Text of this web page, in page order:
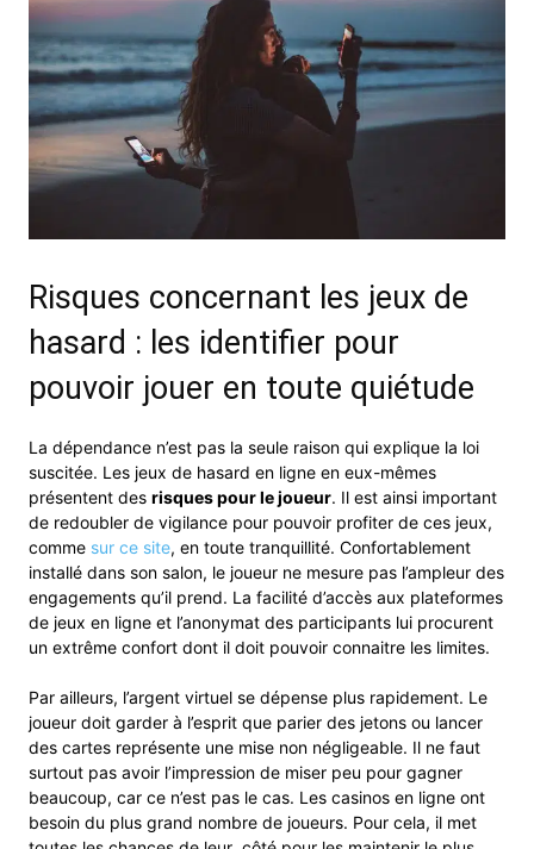
Risques concernant les jeux de
hasard : les identifier pour
pouvoir jouer en toute quiétude
La dépendance n’est pas la seule raison qui explique la loi
suscitée. Les jeux de hasard en ligne en eux-mêmes
présentent des risques pour le joueur. Il est ainsi important
de redoubler de vigilance pour pouvoir profiter de ces jeux,
comme sur ce site, en toute tranquillité. Confortablement
installé dans son salon, le joueur ne mesure pas l’ampleur des
engagements qu’il prend. La facilité d’accès aux plateformes
de jeux en ligne et l’anonymat des participants lui procurent
un extrême confort dont il doit pouvoir connaitre les limites.
Par ailleurs, l’argent virtuel se dépense plus rapidement. Le
joueur doit garder à l’esprit que parier des jetons ou lancer
des cartes représente une mise non négligeable. Il ne faut
surtout pas avoir l’impression de miser peu pour gagner
beaucoup, car ce n’est pas le cas. Les casinos en ligne ont
besoin du plus grand nombre de joueurs. Pour cela, il met